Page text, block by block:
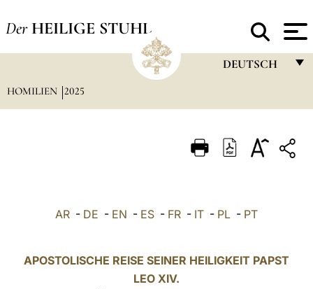
Der HEILIGE STUHL
DEUTSCH
ITALIANO
POLSKI
HOMILIEN 2025
AR - DE - EN - ES - FR - IT - PL - PT
APOSTOLISCHE REISE SEINER HEILIGKEIT PAPST
LEO XIV.